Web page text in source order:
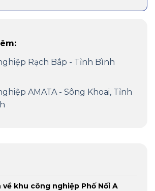
Rạch Bắp - Tỉnh Bình
AMATA - Sông Khoai, Tỉnh
về khu công nghiệp Phố Nối A